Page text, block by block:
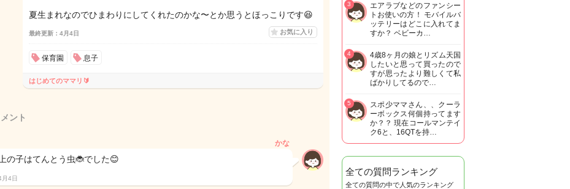
夏生まれなのでひまわりにしてくれたのかな〜とか思うとほっこりです😆
最終更新：4月4日 お気に入り
保育園 息子
はじめてのママリ🔰
ント
かな
上の子はてんとう虫🐞でした😊
月4日
エアラブなどのファンシー
トお使いの方！ モバイルバ
ッテリーはどこに入れてま
すか？ ベビーカ…
3
4歳8ヶ月の娘とリズム天国
したいと思って買ったので
すが思ったより難しくて私
ばかりしてるので…
4
スポ少ママさん、、クーラ
ーボックス何個持ってます
か？？ 現在コールマンテイ
ク6と、16QTを持…
5
全ての質問ランキング
全ての質問の中で人気のランキング